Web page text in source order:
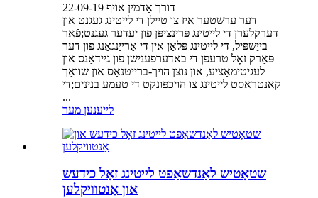
דורך אַדמין אויף 22-09-19
דער ערשטער איז צו טיילן די לייטינג געגנט און
דערקלערן די לייטינג פּרינציפּן פון יעדער געגנט;פֿאַר
בייַשפּיל, די לייטינג פּלאַן אין די אַרייַנגאַנג פון דער
פּאַרק זאָל טרעפן די באדערפענישן פון גיידאַנס און
לעגיטימאַציע, און נוצן הויך-ברייטנאַס און שוואַך
קאַנטראַסט לייטינג צו הויכפּונקט די טעמע בנינים;די
...
לייענען מער
שטאָטיש לאַנדשאַפט לייטינג זאָל כידעש
און אַנטוויקלען